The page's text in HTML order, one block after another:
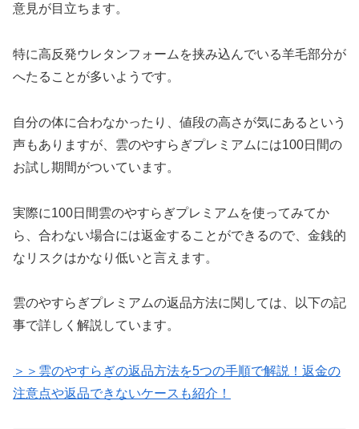
意見が目立ちます。
特に高反発ウレタンフォームを挟み込んでいる羊毛部分が
へたることが多いようです。
自分の体に合わなかったり、値段の高さが気にあるという
声もありますが、雲のやすらぎプレミアムには100日間の
お試し期間がついています。
実際に100日間雲のやすらぎプレミアムを使ってみてか
ら、合わない場合には返金することができるので、金銭的
なリスクはかなり低いと言えます。
雲のやすらぎプレミアムの返品方法に関しては、以下の記
事で詳しく解説しています。
＞＞雲のやすらぎの返品方法を5つの手順で解説！返金の
注意点や返品できないケースも紹介！